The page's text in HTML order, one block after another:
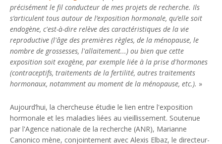
précisément le fil conducteur de mes projets de recherche. Ils
s’articulent tous autour de l’exposition hormonale, qu’elle soit
endogène, c'est-à-dire relève des caractéristiques de la vie
reproductive (l'âge des premières règles, de la ménopause, le
nombre de grossesses, l'allaitement...) ou bien que cette
exposition soit exogène, par exemple liée à la prise d'hormones
(contraceptifs, traitements de la fertilité, autres traitements
hormonaux, notamment au moment de la ménopause, etc.). »
Aujourd’hui, la chercheuse étudie le lien entre l'exposition
hormonale et les maladies liées au vieillissement. Soutenue
par l'Agence nationale de la recherche (ANR), Marianne
Canonico mène, conjointement avec Alexis Elbaz, le directeur-